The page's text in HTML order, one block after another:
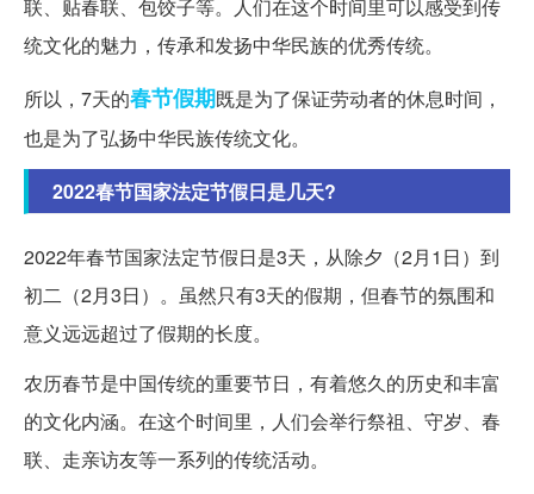
联、贴春联、包饺子等。人们在这个时间里可以感受到传
统文化的魅力，传承和发扬中华民族的优秀传统。
所以，7天的春节假期既是为了保证劳动者的休息时间，
也是为了弘扬中华民族传统文化。
2022春节国家法定节假日是几天?
2022年春节国家法定节假日是3天，从除夕（2月1日）到
初二（2月3日）。虽然只有3天的假期，但春节的氛围和
意义远远超过了假期的长度。
农历春节是中国传统的重要节日，有着悠久的历史和丰富
的文化内涵。在这个时间里，人们会举行祭祖、守岁、春
联、走亲访友等一系列的传统活动。